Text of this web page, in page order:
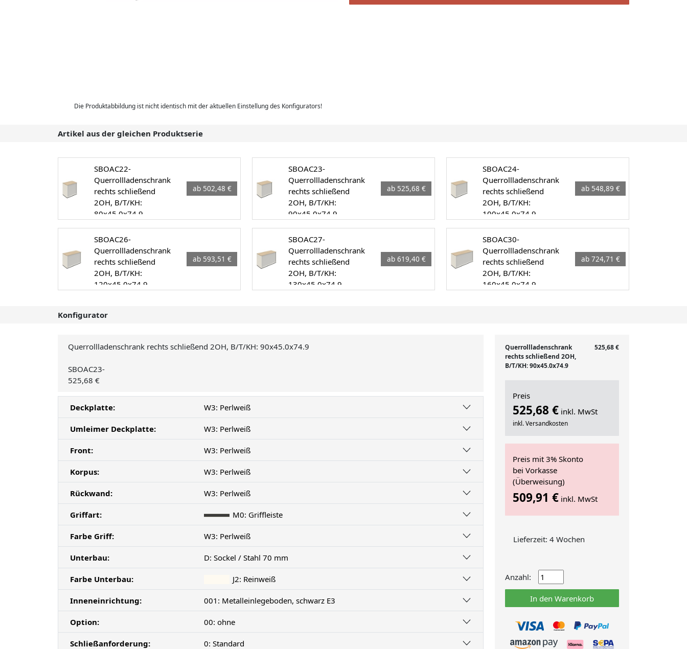
Die Produktabbildung ist nicht identisch mit der aktuellen Einstellung des Konfigurators!
Artikel aus der gleichen Produktserie
SBOAC22-
Querrollladenschrank
rechts schließend
2OH, B/T/KH:
80x45.0x74.9
ab 502,48 €
SBOAC23-
Querrollladenschrank
rechts schließend
2OH, B/T/KH:
90x45.0x74.9
ab 525,68 €
SBOAC24-
Querrollladenschrank
rechts schließend
2OH, B/T/KH:
100x45.0x74.9
ab 548,89 €
SBOAC26-
Querrollladenschrank
rechts schließend
2OH, B/T/KH:
120x45.0x74.9
ab 593,51 €
SBOAC27-
Querrollladenschrank
rechts schließend
2OH, B/T/KH:
130x45.0x74.9
ab 619,40 €
SBOAC30-
Querrollladenschrank
rechts schließend
2OH, B/T/KH:
160x45.0x74.9
ab 724,71 €
Konfigurator
Querrollladenschrank rechts schließend 2OH, B/T/KH: 90x45.0x74.9
SBOAC23-
525,68 €
Deckplatte: W3: Perlweiß
Umleimer Deckplatte: W3: Perlweiß
Front: W3: Perlweiß
Korpus: W3: Perlweiß
Rückwand: W3: Perlweiß
Griffart: M0: Griffleiste
Farbe Griff: W3: Perlweiß
Unterbau: D: Sockel / Stahl 70 mm
Farbe Unterbau: J2: Reinweiß
Inneneinrichtung: 001: Metalleinlegeboden, schwarz E3
Option: 00: ohne
Schließanforderung: 0: Standard
Querrollladenschrank
rechts schließend 2OH,
B/T/KH: 90x45.0x74.9
525,68 €
Preis
525,68 € inkl. MwSt
inkl. Versandkosten
Preis mit 3% Skonto
bei Vorkasse
(Überweisung)
509,91 € inkl. MwSt
Lieferzeit: 4 Wochen
Anzahl:
In den Warenkorb